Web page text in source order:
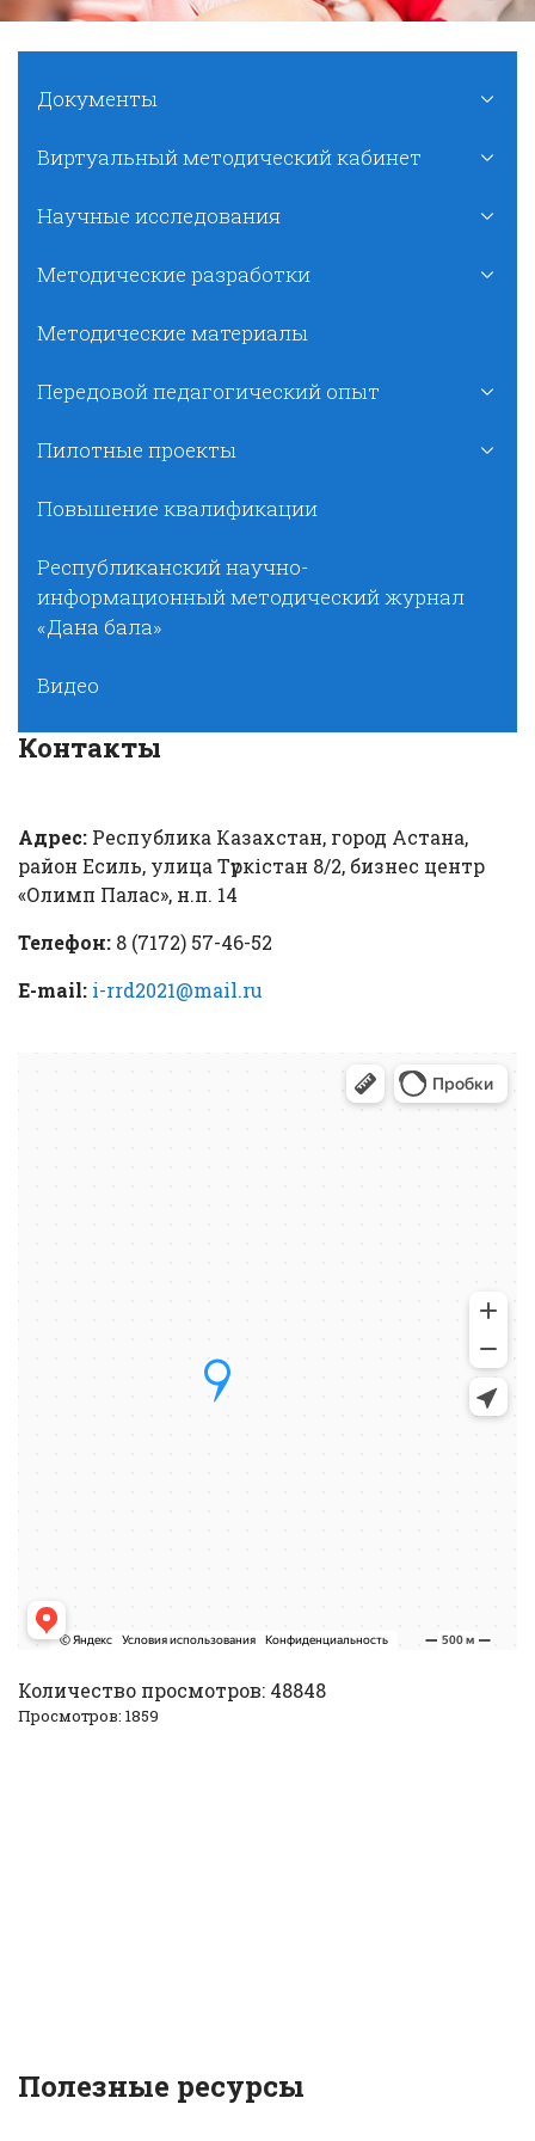
Документы
Виртуальный методический кабинет
Научные исследования
Методические разработки
Методические материалы
Передовой педагогический опыт
Пилотные проекты
Повышение квалификации
Республиканский научно-
информационный методический журнал
«Дана бала»
Видео
Контакты
Адрес: Республика Казахстан, город Астана,
район Есиль, улица Түркістан 8/2, бизнес центр
«Олимп Палас», н.п. 14
Телефон: 8 (7172) 57-46-52
E-mail: i-rrd2021@mail.ru
Количество просмотров: 48848
Просмотров: 1859
Полезные ресурсы